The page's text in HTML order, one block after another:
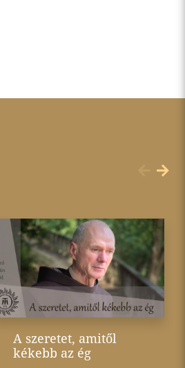
A szeretet, amitől
kékebb az ég